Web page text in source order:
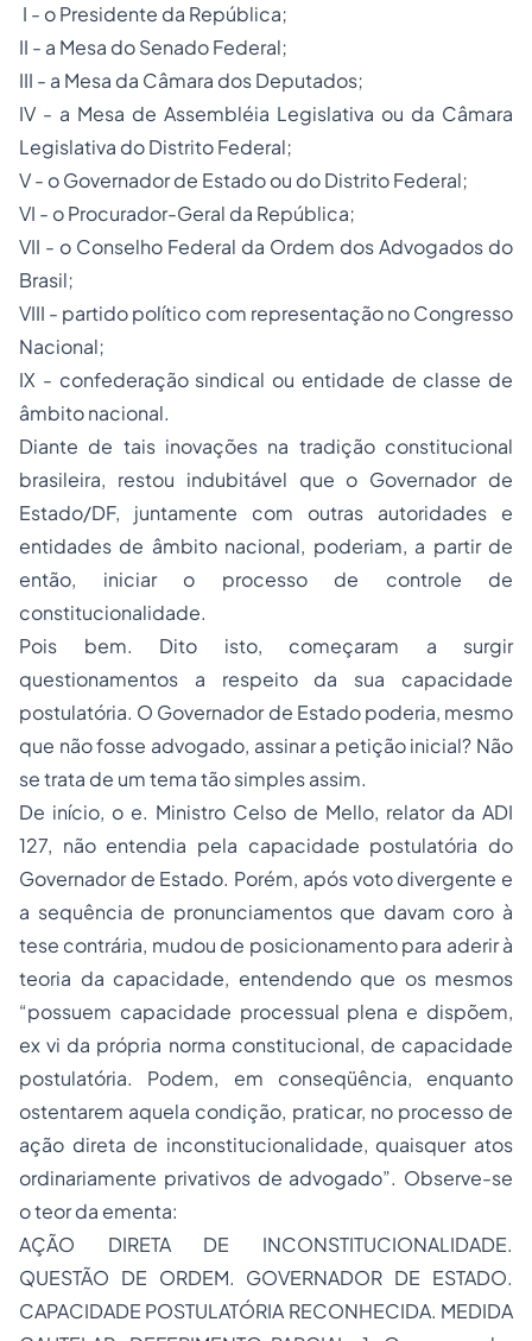
I - o Presidente da República;
II - a Mesa do Senado Federal;
III - a Mesa da Câmara dos Deputados;
IV - a Mesa de Assembléia Legislativa ou da Câmara
Legislativa do Distrito Federal;
V - o Governador de Estado ou do Distrito Federal;
VI - o Procurador-Geral da República;
VII - o Conselho Federal da Ordem dos Advogados do
Brasil;
VIII - partido político com representação no Congresso
Nacional;
IX - confederação sindical ou entidade de classe de
âmbito nacional.
Diante de tais inovações na tradição constitucional
brasileira, restou indubitável que o Governador de
Estado/DF, juntamente com outras autoridades e
entidades de âmbito nacional, poderiam, a partir de
então, iniciar o processode controle de
constitucionalidade.
Pois bem. Dito isto, começaram a surgir
questionamentos a respeito da sua capacidade
postulatória. O Governador de Estado poderia, mesmo
que não fosse advogado, assinar a petição inicial? Não
se trata de um tema tão simples assim.
De início, o e. Ministro Celso de Mello, relator da ADI
127, não entendia pela capacidade postulatória do
Governador de Estado. Porém, após voto divergente e
a sequência de pronunciamentos que davam coro à
tese contrária, mudou de posicionamento para aderir à
teoria da capacidade, entendendo que os mesmos
“possuem capacidade processual plena e dispõem,
ex vi da própria norma constitucional, de capacidade
postulatória. Podem, em conseqüência, enquanto
ostentarem aquela condição, praticar, no processo de
ação direta de inconstitucionalidade, quaisquer atos
ordinariamente privativos de advogado”. Observe-se
o teor da ementa:
AÇÃO DIRETA DE INCONSTITUCIONALIDADE.
QUESTÃO DE ORDEM. GOVERNADOR DE ESTADO.
CAPACIDADE POSTULATÓRIA RECONHECIDA. MEDIDA